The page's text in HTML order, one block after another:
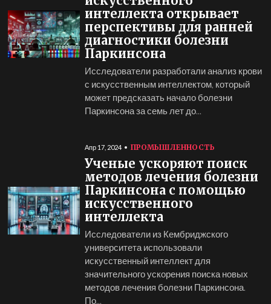
интеллекта открывает
перспективы для ранней
диагностики болезни
Паркинсона
Исследователи разработали анализ крови
с искусственным интеллектом, который
может предсказать начало болезни
Паркинсона за семь лет до...
Апр 17, 2024 ПРОМЫШЛЕННОСТЬ
Ученые ускоряют поиск
методов лечения болезни
Паркинсона с помощью
искусственного
интеллекта
Исследователи из Кембриджского
университета использовали
искусственный интеллект для
значительного ускорения поиска новых
методов лечения болезни Паркинсона.
По...